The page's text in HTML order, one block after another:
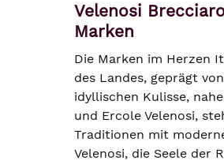
Velenosi
Marken
Die Marken im Herzen
des Landes, geprägt
idyllischen Kulisse,
und Ercole Velenosi,
Traditionen mit
Velenosi, die Seele der